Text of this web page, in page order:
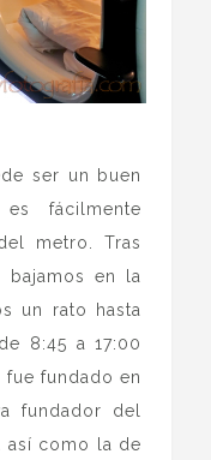
ser un buen
fácilmente
metro. Tras
bajamos en la
un rato hasta
8:45 a 17:00
fundado en
fundador del
así como la de